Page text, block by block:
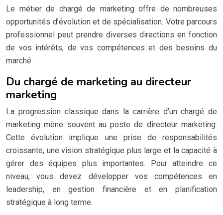
Le métier de chargé de marketing offre de nombreuses
opportunités d’évolution et de spécialisation. Votre parcours
professionnel peut prendre diverses directions en fonction
de vos intérêts, de vos compétences et des besoins du
marché.
Du chargé de marketing au directeur
marketing
La progression classique dans la carrière d’un chargé de
marketing mène souvent au poste de directeur marketing.
Cette évolution implique une prise de responsabilités
croissante, une vision stratégique plus large et la capacité à
gérer des équipes plus importantes. Pour atteindre ce
niveau, vous devez développer vos compétences en
leadership, en gestion financière et en planification
stratégique à long terme.